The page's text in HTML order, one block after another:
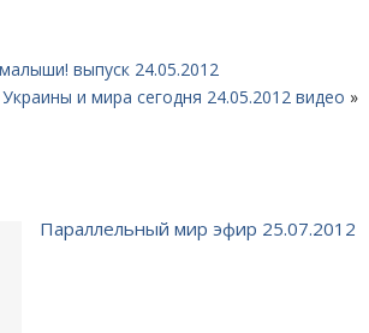
выпуск 24.05.2012
и мира сегодня 24.05.2012 видео »
Параллельный мир эфир 25.07.2012